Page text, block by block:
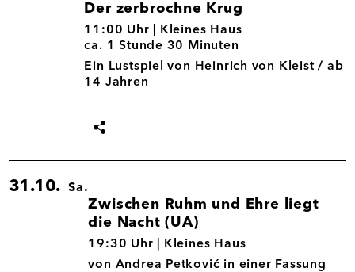
Der zerbrochne Krug
30.10.
11:00 Uhr |
Kleines Haus
ca. 1 Stunde 30 Minuten
Ein Lustspiel von Heinrich von Kleist / ab
14 Jahren
Termin
31.10. Sa.
Zwischen Ruhm und Ehre liegt
die Nacht (UA)
31.10.
19:30 Uhr |
Kleines Haus
von Andrea Petković in einer Fassung